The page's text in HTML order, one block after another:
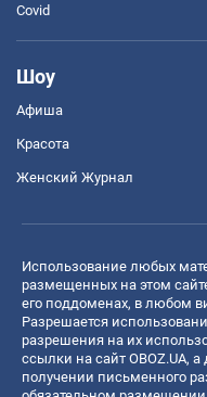
Covid
Шоу
Афиша
Красота
Женский Журнал
Использование любых
размещенных на этом
его поддоменах, в любом
Разрешается
разрешения на их
ссылки на сайт OBOZ.UA,
получении письменного